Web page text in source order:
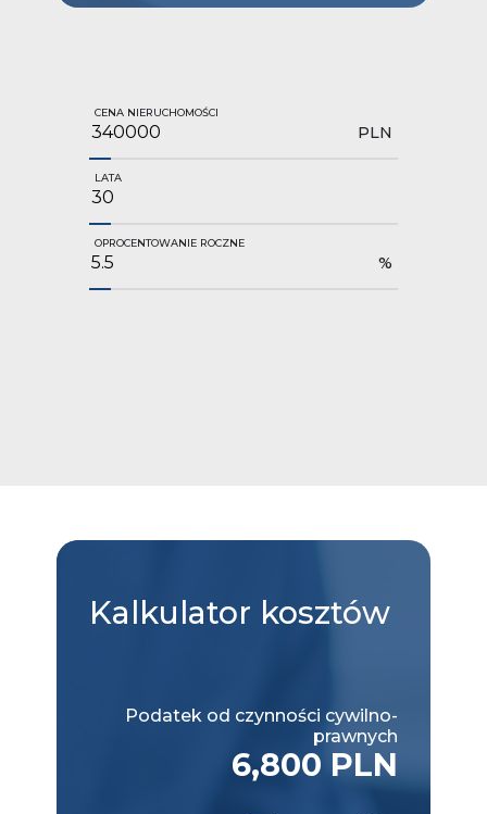
CENA NIERUCHOMOŚCI
PLN
LATA
OPROCENTOWANIE ROCZNE
%
Kalkulator kosztów
Podatek od czynności cywilno-
prawnych
6,800 PLN